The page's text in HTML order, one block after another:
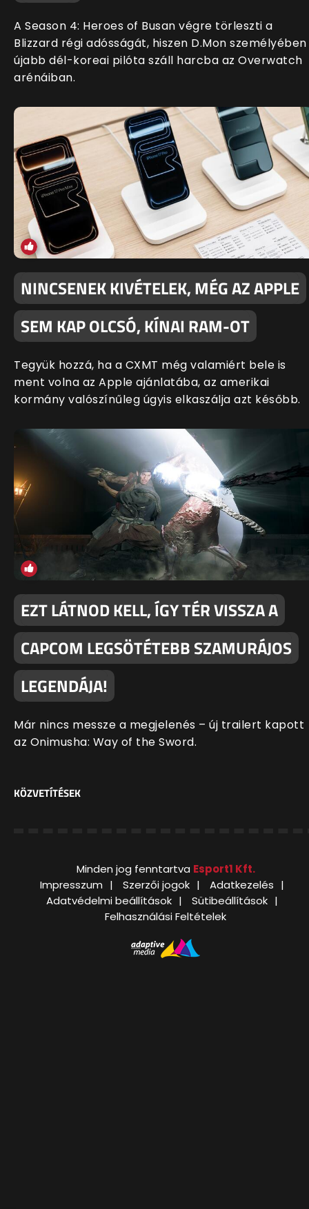
A Season 4: Heroes of Busan végre törleszti a
Blizzard régi adósságát, hiszen D.Mon személyében
újabb dél-koreai pilóta száll harcba az Overwatch
arénáiban.
NINCSENEK KIVÉTELEK, MÉG AZ APPLE
SEM KAP OLCSÓ, KÍNAI RAM-OT
Tegyük hozzá, ha a CXMT még valamiért bele is
ment volna az Apple ajánlatába, az amerikai
kormány valószínűleg úgyis elkaszálja azt később.
EZT LÁTNOD KELL, ÍGY TÉR VISSZA A
CAPCOM LEGSÖTÉTEBB SZAMURÁJOS
LEGENDÁJA!
Már nincs messze a megjelenés – új trailert kapott
az Onimusha: Way of the Sword.
KÖZVETÍTÉSEK
Minden jog fenntartva Esport1 Kft.
Impresszum
Szerzői jogok
Adatkezelés
Adatvédelmi beállítások
Sütibeállítások
Felhasználási Feltételek